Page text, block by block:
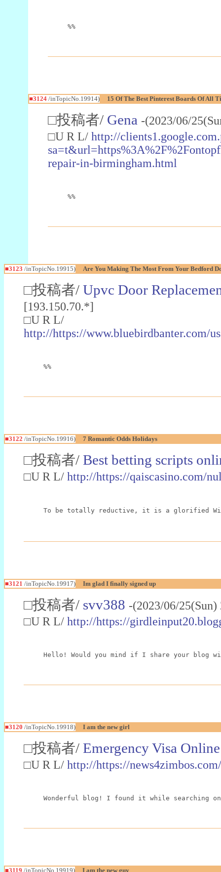
%%
■3124/inTopicNo.19914) 15 Of The Best Pinterest Boards Of All
□投稿者/ Gena -(2023/06/
□U R L/ http://
repair-in-birmingham.html
%%
■3123 /inTopicNo.19915) Are You Making The Most From Your Bedford
□投稿者/ Upvc Door
[193.150.70.*]
□U R L/
http://https://www.bluebirdbanter.com/
%%
■3122 /inTopicNo.19916) 7 Romantic Odds Holidays
□投稿者/ Best betting scripts
□U R L/ http://https://qaiscasino.com/
To be totally reductive, it is a glorified Wii
■3121 /inTopicNo.19917) Im glad I finally signed up
□投稿者/ svv388 -(2023/06/
□U R L/ http://https://
Hello! Would you mind if I share your blog
■3120 /inTopicNo.19918) I am the new girl
□投稿者/ Emergency Visa Online
□U R L/ http://https://
Wonderful blog! I found it while searching
■3119 /inTopicNo.19919) I am the new guy